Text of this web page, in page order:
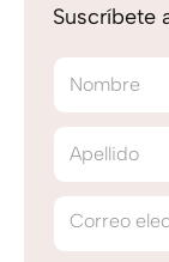
Suscríbete
Nombre
Apellido
Correo